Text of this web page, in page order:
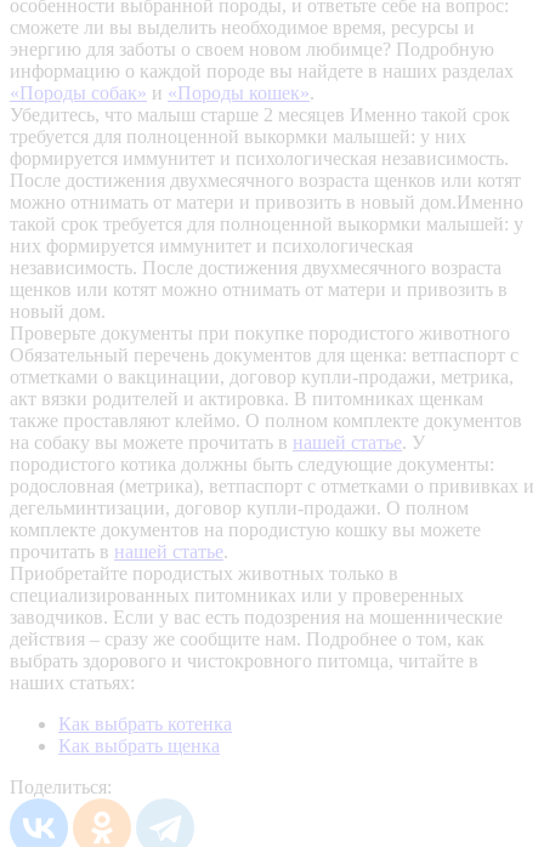
особенности выбранной породы, и ответьте себе на вопрос:
сможете ли вы выделить необходимое время, ресурсы и
энергию для заботы о своем новом любимце? Подробную
информацию о каждой породе вы найдете в наших разделах
«Породы собак» и «Породы кошек».
Убедитесь, что малыш старше 2 месяцев Именно такой срок
требуется для полноценной выкормки малышей: у них
формируется иммунитет и психологическая независимость.
После достижения двухмесячного возраста щенков или котят
можно отнимать от матери и привозить в новый дом.Именно
такой срок требуется для полноценной выкормки малышей: у
них формируется иммунитет и психологическая
независимость. После достижения двухмесячного возраста
щенков или котят можно отнимать от матери и привозить в
новый дом.
Проверьте документы при покупке породистого животного
Обязательный перечень документов для щенка: ветпаспорт с
отметками о вакцинации, договор купли-продажи, метрика,
акт вязки родителей и актировка. В питомниках щенкам
также проставляют клеймо. О полном комплекте документов
на собаку вы можете прочитать в нашей статье. У
породистого котика должны быть следующие документы:
родословная (метрика), ветпаспорт с отметками о прививках и
дегельминтизации, договор купли-продажи. О полном
комплекте документов на породистую кошку вы можете
прочитать в нашей статье.
Приобретайте породистых животных только в
специализированных питомниках или у проверенных
заводчиков. Если у вас есть подозрения на мошеннические
действия – сразу же сообщите нам. Подробнее о том, как
выбрать здорового и чистокровного питомца, читайте в
наших статьях:
Как выбрать котенка
Как выбрать щенка
Поделиться: